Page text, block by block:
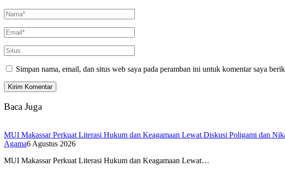
Simpan nama, email, dan situs web saya pada peramban ini untuk komentar saya
Baca Juga
MUI Makassar Perkuat Literasi Hukum dan Keagamaan Lewat Diskusi Poligami dan
Agama6 Agustus 2026
MUI Makassar Perkuat Literasi Hukum dan Keagamaan Lewat…